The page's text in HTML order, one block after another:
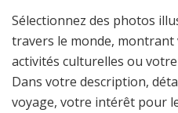
Sélectionnez des photos
travers le monde,
activités culturelles ou
Dans votre description,
voyage, votre intérêt pour